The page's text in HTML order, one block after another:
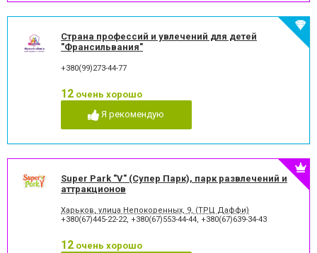
Страна профессий и увлечений для детей
"Франсильвания"
+380(99)273-44-77
12 очень хорошо
Я рекомендую
Super Park "V" (Супер Парк), парк развлечений и
аттракционов
Харьков, улица Непокоренных, 9, (ТРЦ Даффи)
+380(67)445-22-22, +380(67)553-44-44, +380(67)639-34-43
12 очень хорошо